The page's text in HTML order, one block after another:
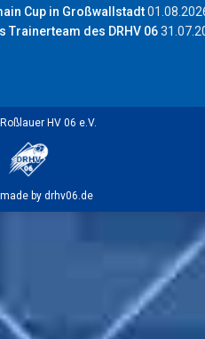
Cup in Großwallstadt
Trainerteam des DRHV 06
HV 06 e.V.
by drhv06.de